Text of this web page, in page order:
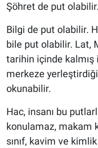
Şöhret de put olabilir.
Bilgi de put olabilir.
bile put olabilir. Lat,
tarihin içinde kalmış
merkeze
okunabilir.
Hac, insanı bu
konulamaz, makam
sınıf, kavim ve